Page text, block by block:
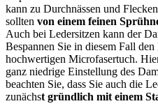
kann zu Durchnässen und
sollten von einem feinen
Auch bei Ledersitzen kann der
Bespannen Sie in diesem Fall
hochwertigen Microfasertuch.
ganz niedrige Einstellung des
beachten Sie, dass Sie auch die
zunächst gründlich mit einem